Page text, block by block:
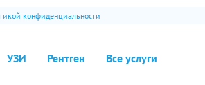
УЗИ Рентген Все услуги
конфиденциальности